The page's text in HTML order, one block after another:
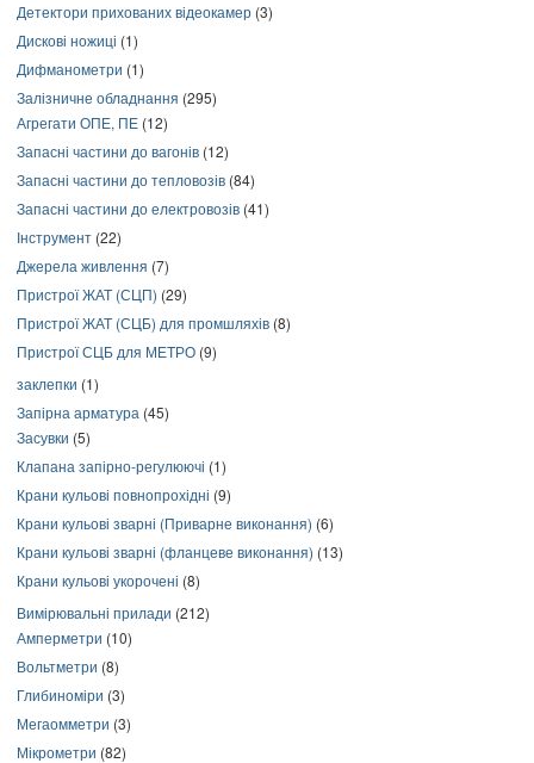
Детектори прихованих відеокамер (3)
Дискові ножиці (1)
Дифманометри (1)
Залізничне обладнання (295)
Агрегати ОПЕ, ПЕ (12)
Запасні частини до вагонів (12)
Запасні частини до тепловозів (84)
Запасні частини до електровозів (41)
Інструмент (22)
Джерела живлення (7)
Пристрої ЖАТ (СЦП) (29)
Пристрої ЖАТ (СЦБ) для промшляхів (8)
Пристрої СЦБ для МЕТРО (9)
заклепки (1)
Запірна арматура (45)
Засувки (5)
Клапана запірно-регулюючі (1)
Крани кульові повнопрохідні (9)
Крани кульові зварні (Приварне виконання) (6)
Крани кульові зварні (фланцеве виконання) (13)
Крани кульові укорочені (8)
Вимірювальні прилади (212)
Амперметри (10)
Вольтметри (8)
Глибиноміри (3)
Мегаомметри (3)
Мікрометри (82)